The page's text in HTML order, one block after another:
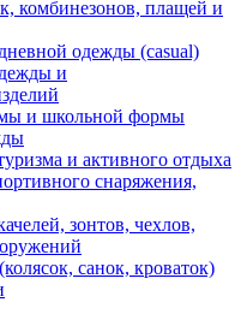
комбинезонов, плащей и
одежды (casual)
и
и школьной формы
и активного отдыха
снаряжения,
зонтов, чехлов,
санок, кроваток)